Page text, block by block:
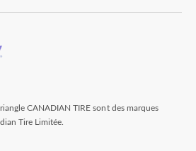
CANADIAN TIRE sont des marques
Tire Limitée.